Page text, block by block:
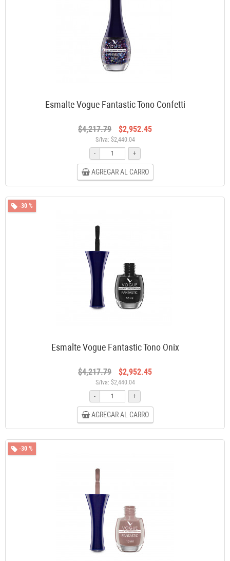
Esmalte Vogue Fantastic Tono Confetti
$4,217.79 $2,952.45
S/Iva: $2,440.04
-
+
AGREGAR AL CARRO
-30 %
Esmalte Vogue Fantastic Tono Onix
$4,217.79 $2,952.45
S/Iva: $2,440.04
-
+
AGREGAR AL CARRO
-30 %